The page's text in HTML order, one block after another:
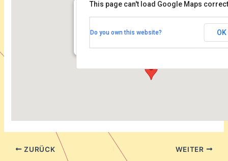
Herbert von Karajan Straße 1 - Berlin
This page can't load Google Maps
Do you own this website? OK
ZURÜCK WEITER